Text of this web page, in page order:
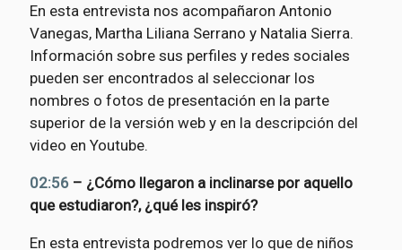
En esta entrevista nos acompañaron Antonio
Vanegas, Martha Liliana Serrano y Natalia Sierra.
Información sobre sus perfiles y redes sociales
pueden ser encontrados al seleccionar los
nombres o fotos de presentación en la parte
superior de la versión web y en la descripción del
video en Youtube.
02:56– ¿Cómo llegaron a inclinarse por aquello
que estudiaron?, ¿qué les inspiró?
En esta entrevista podremos ver lo que de niños